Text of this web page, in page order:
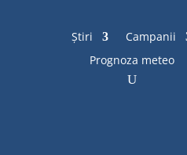
Știri
Campanii
Prognoza meteo